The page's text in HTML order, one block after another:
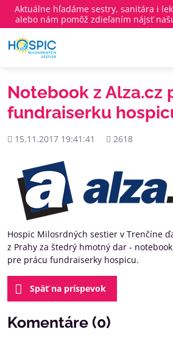
Aktuálne hľadáme sestry, sanitára i
alebo nám pomôž zdieľaním nájsť
Notebook z Alza.cz
fundraiserku
Pridané
15.11.2017 19:41:41
Počet
2618
Hospic Milosrdných sestier v Trenčíne
z Prahy za štedrý hmotný dar -
pre prácu fundraiserky hospicu.
Späť na príspevok
Komentáre (0)